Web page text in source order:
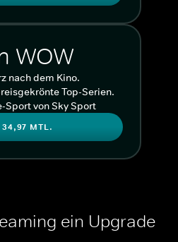
WOW
nach dem Kino.
Top-Serien.
Sport von Sky Sport
34,97 MTL.
ein Upgrade